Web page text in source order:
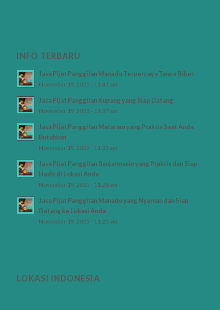
INFO TERBARU
Jasa Pijat Panggilan Manado Terpercaya Tanpa Ribet
November 19, 2025 - 11:41 am
Jasa Pijat Panggilan Kupang yang Siap Datang
November 19, 2025 - 11:37 am
Jasa Pijat Panggilan Mataram yang Praktis Saat Anda
Butuhkan
November 19, 2025 - 11:33 am
Jasa Pijat Panggilan Banjarmasin yang Praktis dan Siap
Hadir di Lokasi Anda
November 19, 2025 - 11:28 am
Jasa Pijat Panggilan Manado yang Nyaman dan Siap
Datang ke Lokasi Anda
November 19, 2025 - 11:25 am
LOKASI INDONESIA